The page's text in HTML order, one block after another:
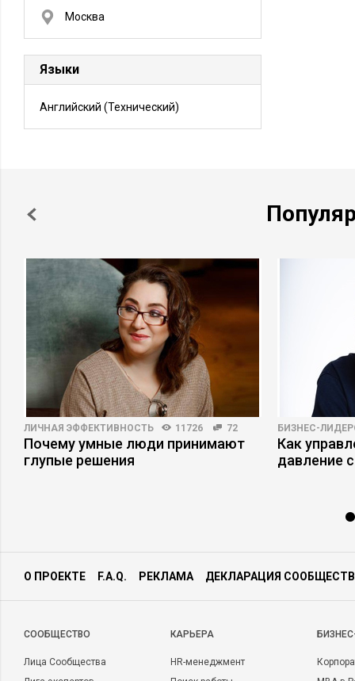
Москва
Языки
Английский (Технический)
ЛИЧНАЯ ЭФФЕКТИВНОСТЬ 11726 72
Почему умные люди принимают
глупые решения
БИЗНЕС-
Как
давление
О ПРОЕКТЕ F.A.Q. РЕКЛАМА ДЕКЛАРАЦИЯ
CООБЩЕСТВО
Лица Сообщества
КАРЬЕРА
HR-менеджмент